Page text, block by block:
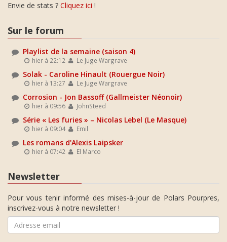
Envie de stats ? Cliquez ici !
Sur le forum
Playlist de la semaine (saison 4)
hier à 22:12 Le Juge Wargrave
Solak - Caroline Hinault (Rouergue Noir)
hier à 13:27 Le Juge Wargrave
Corrosion - Jon Bassoff (Gallmeister Néonoir)
hier à 09:56 JohnSteed
Série « Les furies » – Nicolas Lebel (Le Masque)
hier à 09:04 Emil
Les romans d'Alexis Laipsker
hier à 07:42 El Marco
Newsletter
Pour vous tenir informé des mises-à-jour de Polars Pourpres,
inscrivez-vous à notre newsletter !